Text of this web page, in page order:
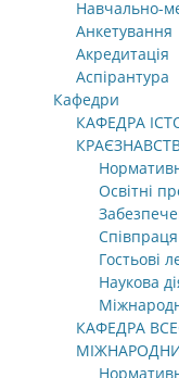
Навчально-
Анкетування
Акредитація
Аспірантура
Кафедри
КАФЕДРА
Освітні
Гостьові
Наукова
КАФЕДРА